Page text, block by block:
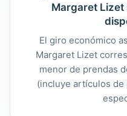
Margaret Lizet
El giro económico
Margaret Lizet
menor de prendas
(incluye artículos